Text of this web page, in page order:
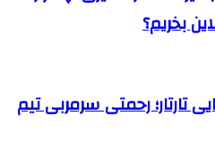
بخریم؟
تارتار؛ رحمتی سرمربی تیم